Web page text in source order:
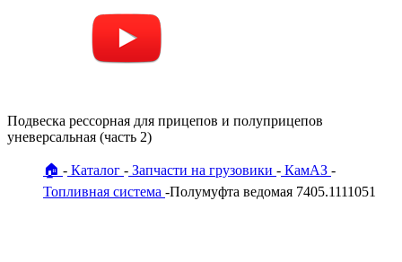
Подвеска рессорная для прицепов и полуприцепов
уневерсальная (часть 2)
🏠 Каталог Запчасти на грузовики
КамАЗ
Топливная система Полумуфта ведомая 7405.1111051